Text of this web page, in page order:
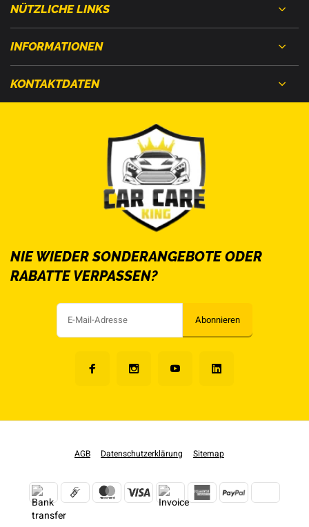
NÜTZLICHE LINKS
INFORMATIONEN
KONTAKTDATEN
NIE WIEDER SONDERANGEBOTE ODER
RABATTE VERPASSEN?
Abonnieren
AGB Datenschutzerklärung Sitemap